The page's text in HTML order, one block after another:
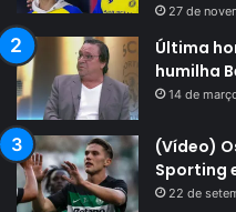
27 de
Última
humilha
14 de
(Vídeo)
Sporting
22 de